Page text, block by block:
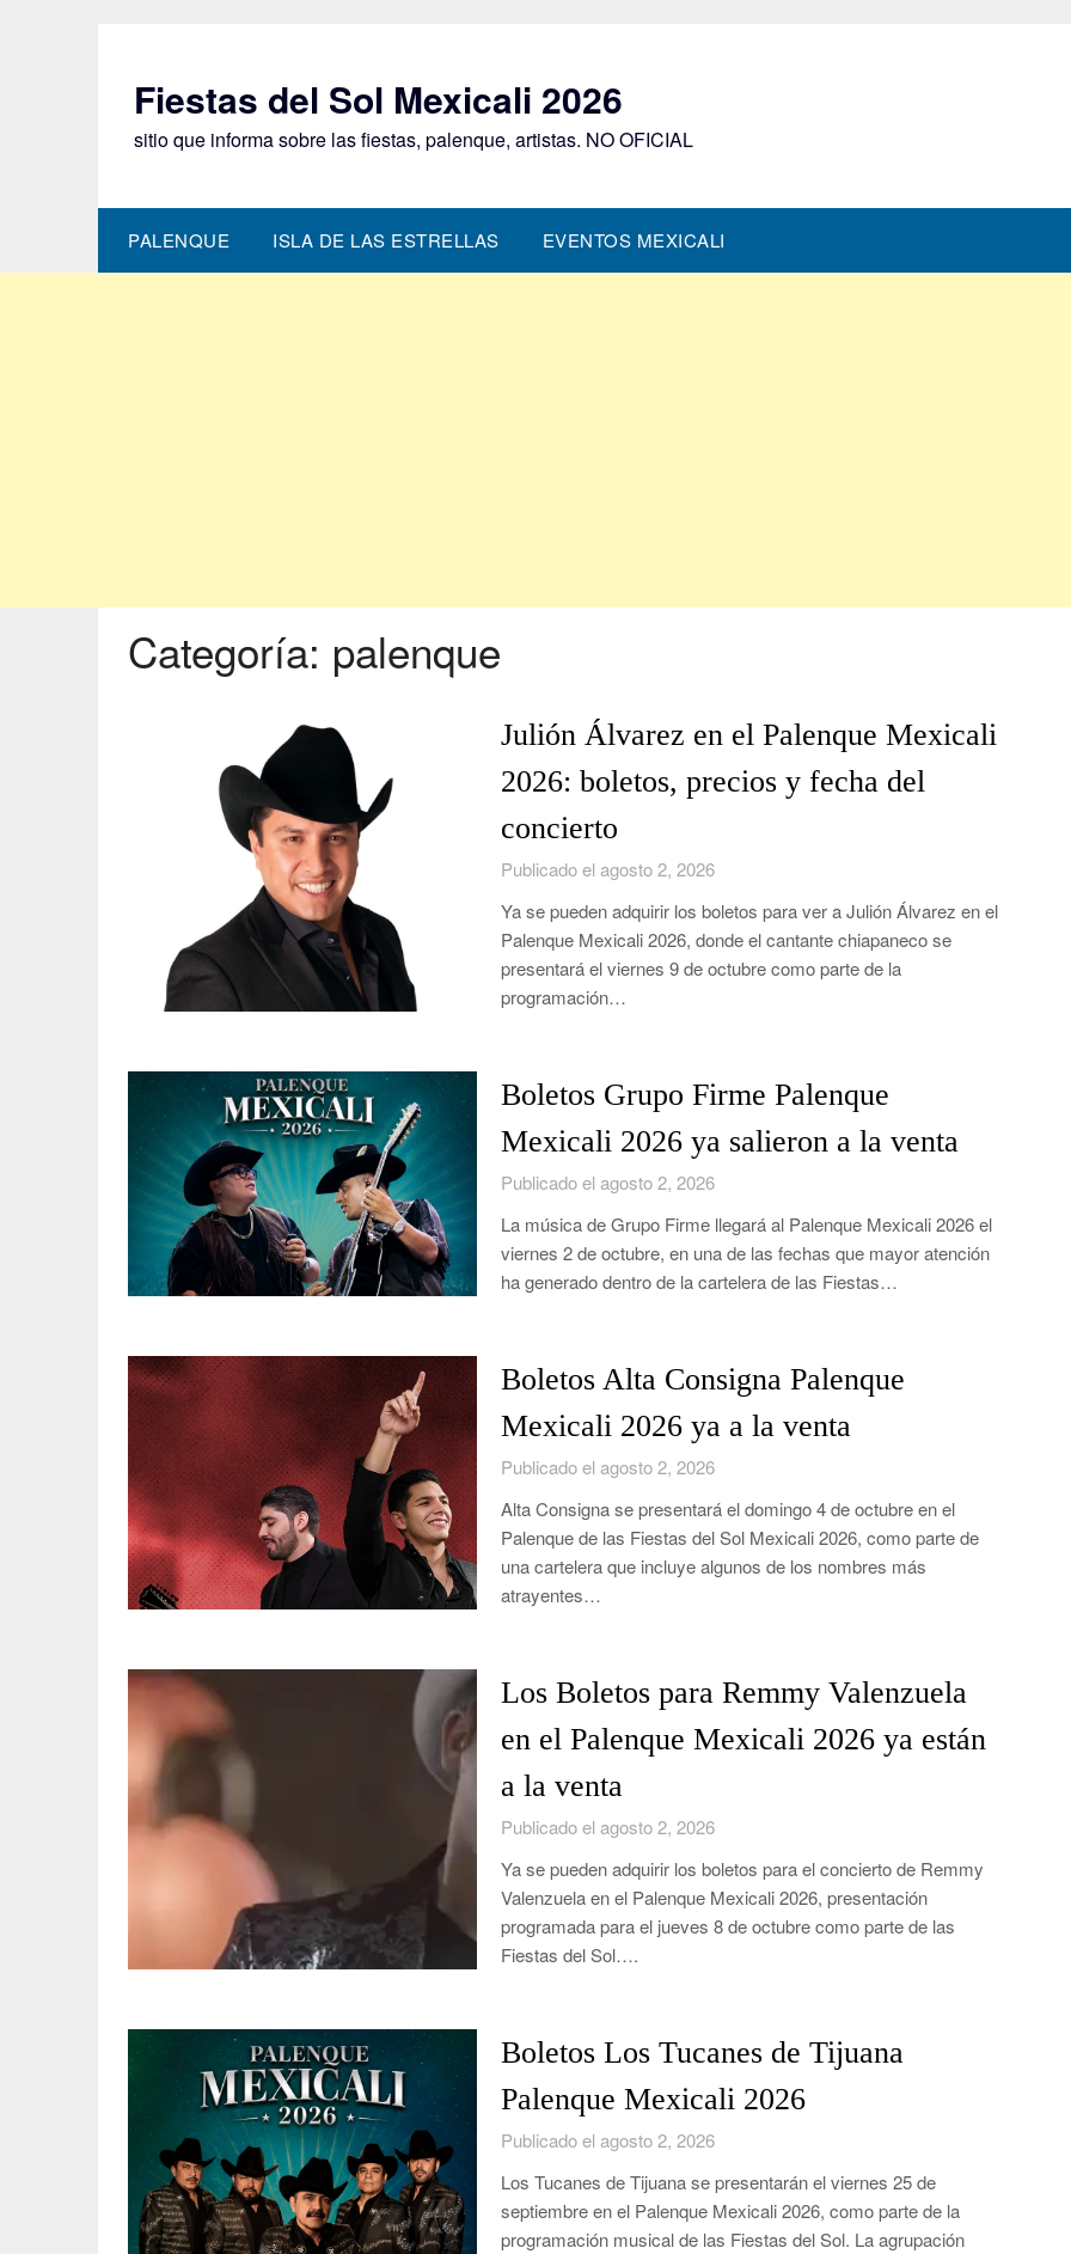
Fiestas del Sol Mexicali 2026
sitio que informa sobre las fiestas, palenque, artistas. NO OFICIAL
PALENQUE ISLA DE LAS ESTRELLAS EVENTOS MEXICALI
Categoría: palenque
Julión Álvarez en el Palenque Mexicali
2026: boletos, precios y fecha del
concierto
Publicado el agosto 2, 2026
Ya se pueden adquirir los boletos para ver a Julión Álvarez en el
Palenque Mexicali 2026, donde el cantante chiapaneco se
presentará el viernes 9 de octubre como parte de la
programación…
Boletos Grupo Firme Palenque
Mexicali 2026 ya salieron a la venta
Publicado el agosto 2, 2026
La música de Grupo Firme llegará al Palenque Mexicali 2026 el
viernes 2 de octubre, en una de las fechas que mayor atención
ha generado dentro de la cartelera de las Fiestas…
Boletos Alta Consigna Palenque
Mexicali 2026 ya a la venta
Publicado el agosto 2, 2026
Alta Consigna se presentará el domingo 4 de octubre en el
Palenque de las Fiestas del Sol Mexicali 2026, como parte de
una cartelera que incluye algunos de los nombres más
atrayentes…
Los Boletos para Remmy Valenzuela
en el Palenque Mexicali 2026 ya están
a la venta
Publicado el agosto 2, 2026
Ya se pueden adquirir los boletos para el concierto de Remmy
Valenzuela en el Palenque Mexicali 2026, presentación
programada para el jueves 8 de octubre como parte de las
Fiestas del Sol….
Boletos Los Tucanes de Tijuana
Palenque Mexicali 2026
Publicado el agosto 2, 2026
Los Tucanes de Tijuana se presentarán el viernes 25 de
septiembre en el Palenque Mexicali 2026, como parte de la
programación musical de las Fiestas del Sol. La agrupación